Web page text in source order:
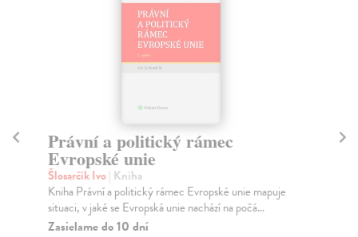
Právní a politický rámec
Evropské unie
Šlosarčík Ivo| Kniha
Kniha Právní a politický rámec Evropské unie mapuje
situaci, v jaké se Evropská unie nachází na počá...
Zasielame do 10 dní